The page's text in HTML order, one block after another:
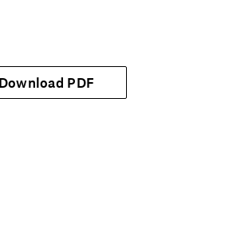
Download PDF